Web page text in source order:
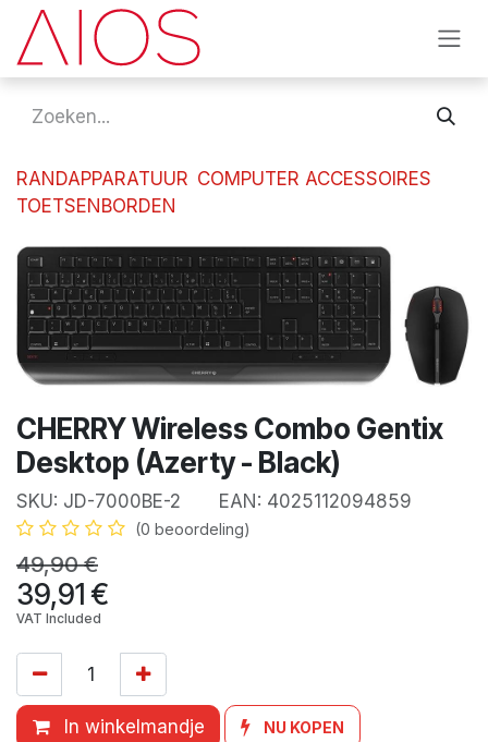
Overslaan naar inhoud
RANDAPPARATUUR COMPUTER ACCESSOIRES
TOETSENBORDEN
CHERRY Wireless Combo Gentix
Desktop (Azerty - Black)
SKU: JD-7000BE-2 EAN: 4025112094859
(0 beoordeling)
49,90€
39,91€
VAT Included
In winkelmandje NU KOPEN